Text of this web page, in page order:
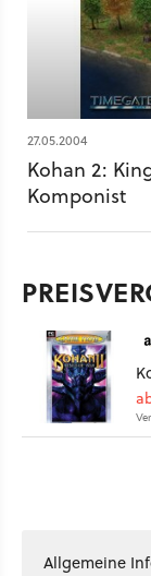
27.05.2004
Kohan 2:
Komponist
Allgemeine